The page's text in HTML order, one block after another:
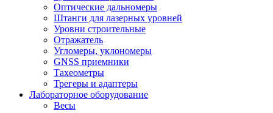
Оптические дальномеры
Штанги для лазерных уровней
Уровни строительные
Отражатель
Угломеры, уклономеры
GNSS приемники
Тахеометры
Трегеры и адаптеры
Лабораторное оборудование
Весы